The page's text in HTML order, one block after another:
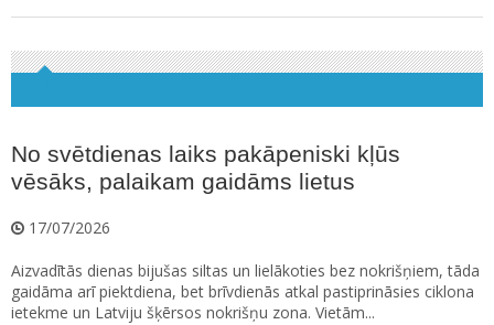
No svētdienas laiks pakāpeniski kļūs
vēsāks, palaikam gaidāms lietus
17/07/2026
Aizvadītās dienas bijušas siltas un lielākoties bez nokrišņiem, tāda
gaidāma arī piektdiena, bet brīvdienās atkal pastiprināsies ciklona
ietekme un Latviju šķērsos nokrišņu zona. Vietām...